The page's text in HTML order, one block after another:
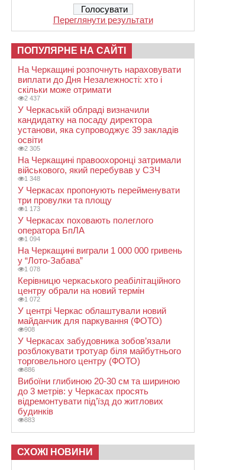
Переглянути результати
ПОПУЛЯРНЕ НА САЙТІ
На Черкащині розпочнуть нараховувати
виплати до Дня Незалежності: хто і
скільки може отримати
2 437
У Черкаській облраді визначили
кандидатку на посаду директора
установи, яка супроводжує 39 закладів
освіти
2 305
На Черкащині правоохоронці затримали
військового, який перебував у СЗЧ
1 348
У Черкасах пропонують перейменувати
три провулки та площу
1 173
У Черкасах поховають полеглого
оператора БпЛА
1 094
На Черкащині виграли 1 000 000 гривень
у “Лото-Забава”
1 078
Керівницю черкаського реабілітаційного
центру обрали на новий термін
1 072
У центрі Черкас облаштували новий
майданчик для паркування (ФОТО)
908
У Черкасах забудовника зобов’язали
розблокувати тротуар біля майбутнього
торговельного центру (ФОТО)
886
Вибоїни глибиною 20-30 см та шириною
до 3 метрів: у Черкасах просять
відремонтувати під’їзд до житлових
будинків
883
СХОЖІ НОВИНИ